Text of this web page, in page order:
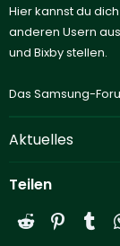
Hier kannst du
anderen Usern
und Bixby stellen.
Das Samsung-
Aktuelles
Teilen
Reddit